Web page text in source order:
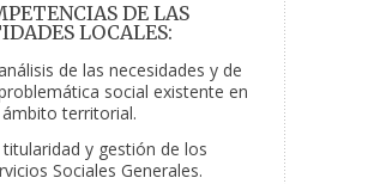
DE LAS
LOCALES:
de las necesidades y de
social existente en
ámbito territorial.
titularidad y gestión de los
Sociales Generales.